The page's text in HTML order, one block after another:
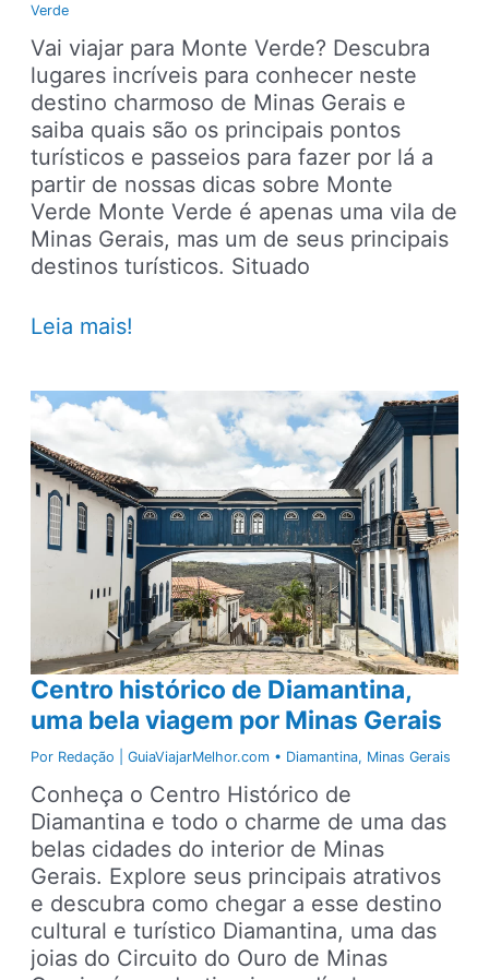
Verde
Vai viajar para Monte Verde? Descubra
lugares incríveis para conhecer neste
destino charmoso de Minas Gerais e
saiba quais são os principais pontos
turísticos e passeios para fazer por lá a
partir de nossas dicas sobre Monte
Verde Monte Verde é apenas uma vila de
Minas Gerais, mas um de seus principais
destinos turísticos. Situado
Monte
Principais
pontos
turísticos,
lugares
para
ir,
passeios
Leia mais!
Centro histórico de Diamantina,
uma bela viagem por Minas Gerais
Por Redação | GuiaViajarMelhor.com • Diamantina, Minas Gerais
Conheça o Centro Histórico de
Diamantina e todo o charme de uma das
belas cidades do interior de Minas
Gerais. Explore seus principais atrativos
e descubra como chegar a esse destino
cultural e turístico Diamantina, uma das
joias do Circuito do Ouro de Minas